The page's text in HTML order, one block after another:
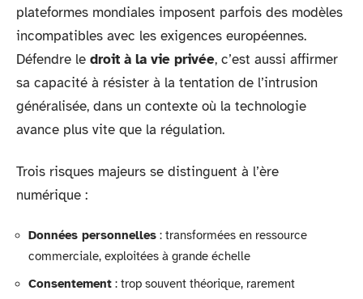
plateformes mondiales imposent parfois des modèles
incompatibles avec les exigences européennes.
Défendre le droit à la vie privée, c’est aussi affirmer
sa capacité à résister à la tentation de l’intrusion
généralisée, dans un contexte où la technologie
avance plus vite que la régulation.
Trois risques majeurs se distinguent à l’ère
numérique :
Données personnelles : transformées en ressource
commerciale, exploitées à grande échelle
Consentement : trop souvent théorique, rarement